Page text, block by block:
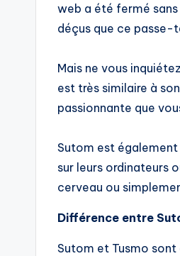
web a été fermé
déçus que ce passe-
Mais ne vous
est très similaire à
passionnante que
Sutom est
sur leurs ordinateurs
cerveau ou
Différence entre
Sutom et Tusmo